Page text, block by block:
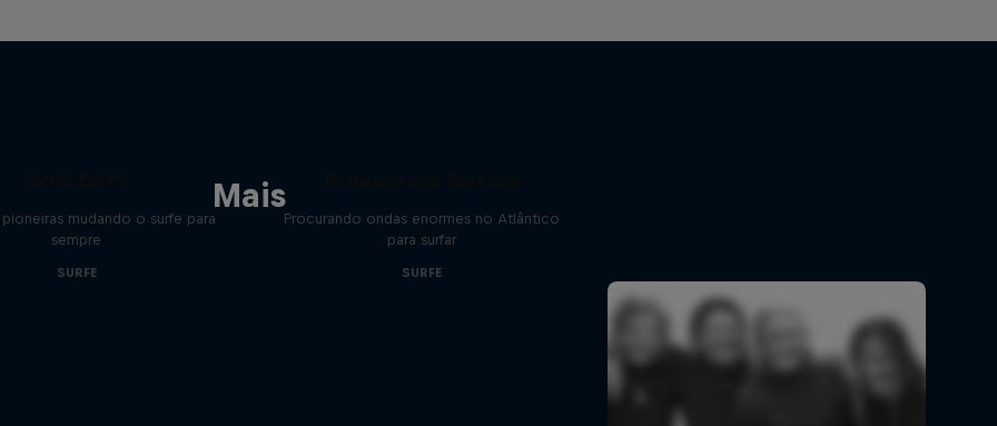
Mais
mudando o surfe para
sempre
SURFE
Procurando ondas enormes no Atlântico
para surfar
SURFE